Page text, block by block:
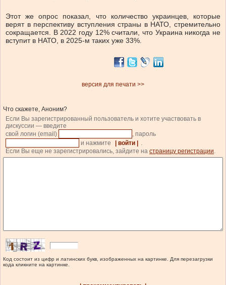
Этот же опрос показал, что количество украинцев, которые
верят в перспективу вступления страны в НАТО, стремительно
сокращается. В 2022 году 12% считали, что Украина никогда не
вступит в НАТО, в 2025-м таких уже 33%.
версия для печати >>
Что скажете, Аноним?
Если Вы зарегистрированный пользователь и хотите участвовать в
дискуссии — введите
свой логин (email)
, пароль
и нажмите
| войти |
.
Если Вы еще не зарегистрировались, зайдите на страницу регистрации.
Код состоит из цифр и латинских букв, изображенных на картинке. Для перезагрузки
кода кликните на картинке.